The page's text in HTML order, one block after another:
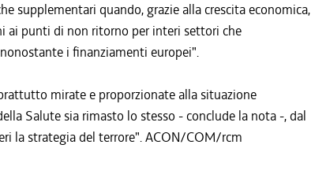
supplementari quando, grazie alla crescita economica,
ai punti di non ritorno per interi settori che
i finanziamenti europei".
mirate e proporzionate alla situazione
Salute sia rimasto lo stesso - conclude la nota -, dal
la strategia del terrore". ACON/COM/rcm